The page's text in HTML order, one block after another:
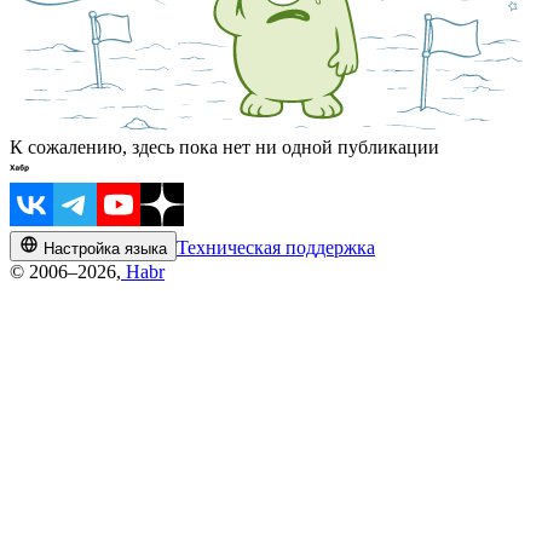
К сожалению, здесь пока нет ни одной публикации
Настройка языка Техническая поддержка
© 2006–2026, Habr